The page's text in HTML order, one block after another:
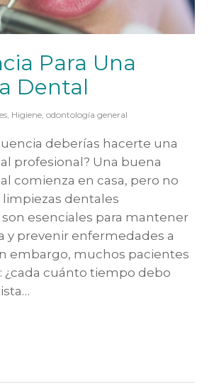
Para Una
Dental
, Higiene, odontología general
deberías hacerte una
profesional? Una buena
comienza en casa, pero no
limpiezas dentales
esenciales para mantener
y prevenir enfermedades a
embargo, muchos pacientes
¿cada cuánto tiempo debo